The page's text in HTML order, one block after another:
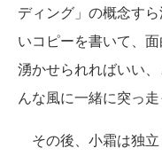
ディング」の概念す
いコピーを書いて、
湧かせられればいい
んな風に一緒に突っ走
その後、小霜は独